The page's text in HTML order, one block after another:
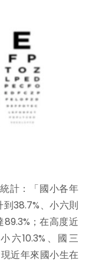
計：「國小各年
38.7%、小六則
；在高度近
六10.3%、國三
近年來國小生在